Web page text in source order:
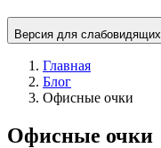
Версия для слабовидящих
Главная
Блог
Офисные очки
Офисные очки